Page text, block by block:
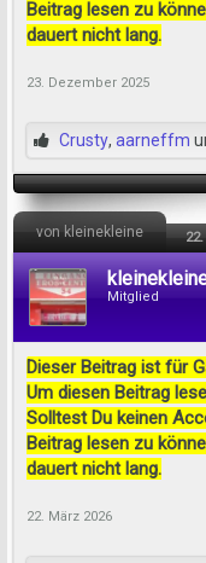
Beitrag lesen zu
dauert nicht lang.
23. Dezember 2025
Crusty, aarneffm
von kleinekleine
Mitglied
Dieser Beitrag ist für
Um diesen Beitrag
Solltest Du keinen
Beitrag lesen zu
dauert nicht lang.
22. März 2026